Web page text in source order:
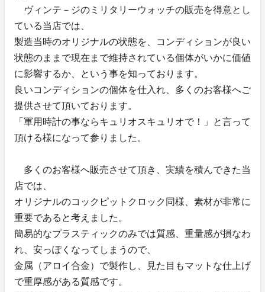
ヴィンテ－ジのミリタリーウォッチの販売を得意とし
ている当店では、
製造当時のオリジナルの状態を、コンディションが良い
状態のままで現在まで維持されている個体がいかに価値
に影響するか、という事を知っております。
良いコンディションの個体を仕入れ、多くのお客様へご
提供させて頂いております。
「軍用時計の事ならキュリオスキュリオで！」と言って
頂ける様になって参りました。
多くのお客様へ販売させて頂き、実績を積んできた当
店では、
オリジナルのコックピットクロック同様、素材が非常に
重要であると考えました。
簡易的なプラスティックのみでは質感、重量感が損なわ
れ、安っぽくなってしまうので、
金属（アロイ合金）で製作し、見た目もマットな仕上げ
で重厚感がある質感です。